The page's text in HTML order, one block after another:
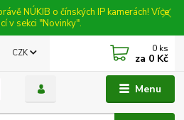
NÚKIB o čínských IP kamerách! Více
v sekci "Novinky".
Menu
CZK 0 ks
za 0 Kč